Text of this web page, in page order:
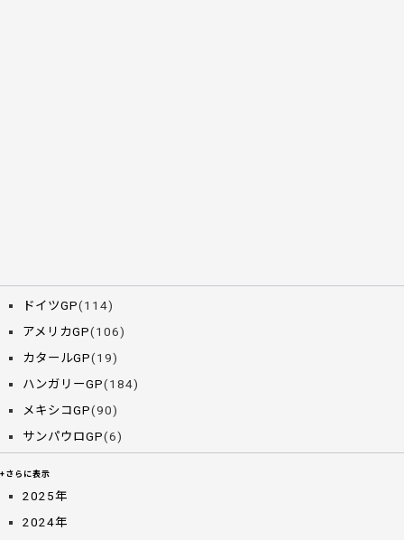
ドイツGP(114)
アメリカGP(106)
カタールGP(19)
ハンガリーGP(184)
メキシコGP(90)
サンパウロGP(6)
+さらに表示
2025年
2024年